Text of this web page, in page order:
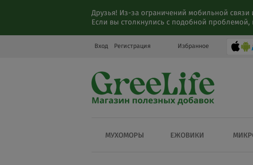
Друзья! Из-за ограничений мобильной
Если вы столкнулись с подобной
Вход Регистрация Избранное
МУХОМОРЫ ЕЖОВИКИ